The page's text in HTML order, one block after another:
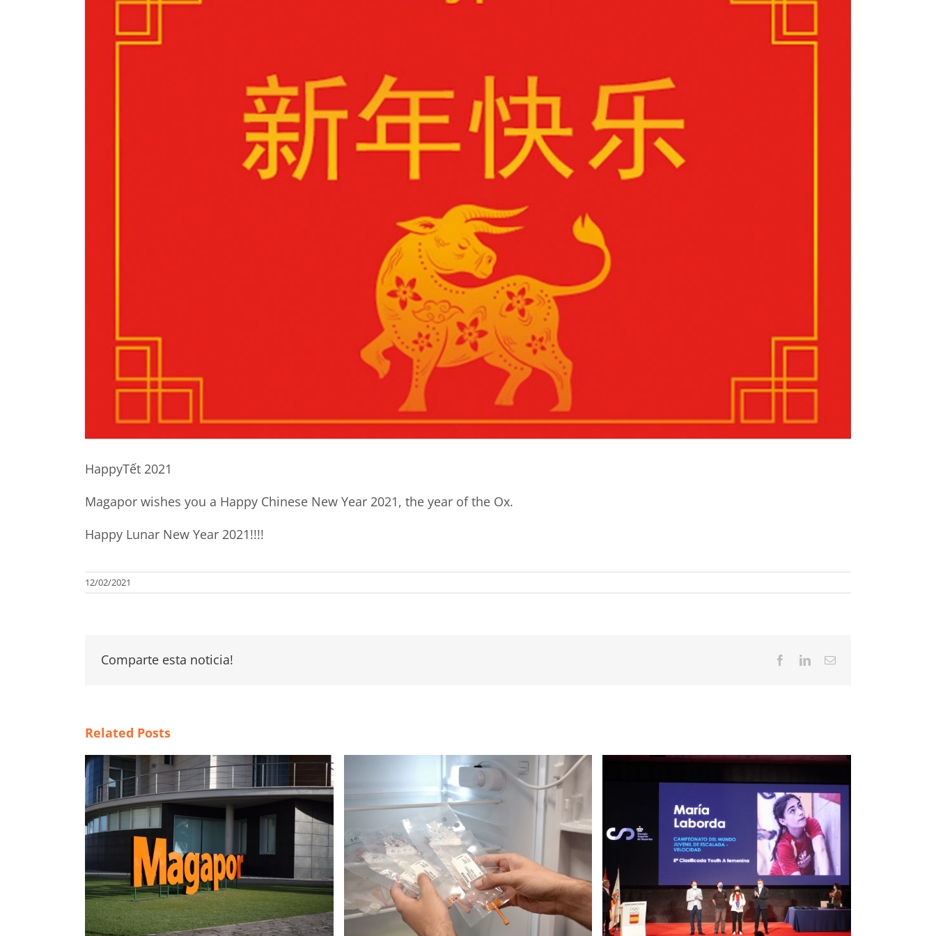
HappyTết 2021
Magapor wishes you a Happy Chinese New Year 2021, the year of the Ox.
Happy Lunar New Year 2021!!!!
12/02/2021
Comparte esta noticia! FacebookLinkedInEmail
Related Posts
4 New Year’s resolutions to improve the
insemination process
María Laborda awarded with the
Podium Award
Magapor 携手 Artá Capital，开启全新发
展阶段。